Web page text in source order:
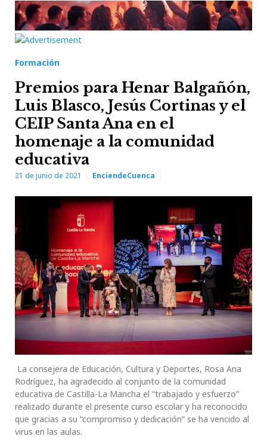
Formación
Premios para Henar Balgañón,
Luis Blasco, Jesús Cortinas y el
CEIP Santa Ana en el
homenaje a la comunidad
educativa
21 de junio de 2021 EnciendeCuenca
La consejera de Educación, Cultura y Deportes, Rosa Ana
Rodríguez, ha agradecido al conjunto de la comunidad
educativa de Castilla-La Mancha el “trabajado y esfuerzo”
realizado durante el presente curso escolar y ha reconocido
que gracias a su “compromiso y dedicación” se ha vencido al
virus en las aulas.